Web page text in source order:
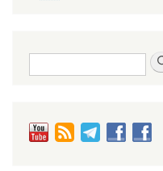
Paieška